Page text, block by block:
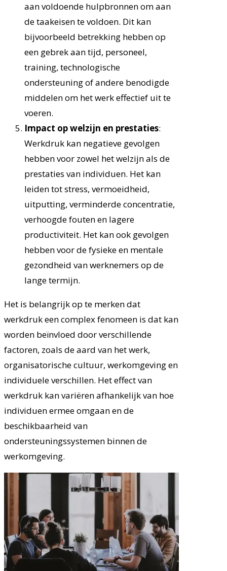
aan voldoende hulpbronnen om aan
de taakeisen te voldoen. Dit kan
bijvoorbeeld betrekking hebben op
een gebrek aan tijd, personeel,
training, technologische
ondersteuning of andere benodigde
middelen om het werk effectief uit te
voeren.
Impact op welzijn en prestaties:
Werkdruk kan negatieve gevolgen
hebben voor zowel het welzijn als de
prestaties van individuen. Het kan
leiden tot stress, vermoeidheid,
uitputting, verminderde concentratie,
verhoogde fouten en lagere
productiviteit. Het kan ook gevolgen
hebben voor de fysieke en mentale
gezondheid van werknemers op de
lange termijn.
Het is belangrijk op te merken dat
werkdruk een complex fenomeen is dat kan
worden beïnvloed door verschillende
factoren, zoals de aard van het werk,
organisatorische cultuur, werkomgeving en
individuele verschillen. Het effect van
werkdruk kan variëren afhankelijk van hoe
individuen ermee omgaan en de
beschikbaarheid van
ondersteuningssystemen binnen de
werkomgeving.